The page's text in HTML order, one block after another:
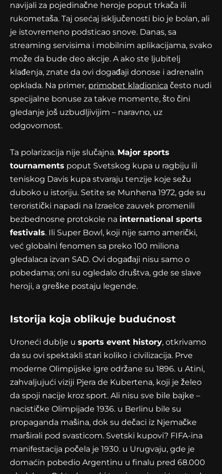
navijali za pojedinačne heroje poput trkača ili
rukometaša. Taj osećaj isključenosti bio je bolan, ali
je istovremeno podsticao snove. Danas, sa
streaming servisima i mobilnim aplikacijama, svako
može da bude deo akcije. A ako ste ljubitelj
klađenja, znate da ovi događaji donose i adrenalin
opklada. Na primer, primobet kladionica često nudi
specijalne bonuse za takve momente, što čini
gledanje još uzbudljivijim – naravno, uz
odgovornost.
Ta polarizacija nije slučajna. Major sports
tournaments poput Svetskog kupa u ragbiju ili
teniskog Davis kupa stvaraju tenzije koje sežu
duboko u istoriju. Setite se Munhena 1972, gde su
teroristički napadi na Izraelce zauvek promenili
bezbednosne protokole na international sports
festivals. Ili Super Bowl, koji nije samo američki,
već globalni fenomen sa preko 100 miliona
gledalaca izvan SAD. Ovi događaji nisu samo o
pobedama; oni su ogledalo društva, gde se slave
heroji, a greške postaju legende.
Istorija koja oblikuje budućnost
Uroneći dublje u sports event history, otkrivamo
da su ovi spektakli stari koliko i civilizacija. Prve
moderne Olimpijske igre održane su 1896. u Atini,
zahvaljujući viziji Pjera de Kubertena, koji je želeo
da spoji nacije kroz sport. Ali nisu sve bile bajke –
nacističke Olimpijade 1936. u Berlinu bile su
propaganda mašina, dok su dečaci iz Njemačke
marširali pod svasticom. Svetski kupovi? FIFA-ina
manifestacija počela je 1930. u Urugvaju, gde je
domaćin pobedio Argentinu u finalu pred 68.000